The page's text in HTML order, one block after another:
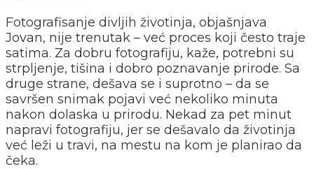
Fotografisanje divljih životinja, objašnjava
Jovan, nije trenutak – već proces koji često traje
satima. Za dobru fotografiju, kaže, potrebni su
strpljenje, tišina i dobro poznavanje prirode. Sa
druge strane, dešava se i suprotno – da se
savršen snimak pojavi već nekoliko minuta
nakon dolaska u prirodu. Nekad za pet minut
napravi fotografiju, jer se dešavalo da životinja
već leži u travi, na mestu na kom je planirao da
čeka.